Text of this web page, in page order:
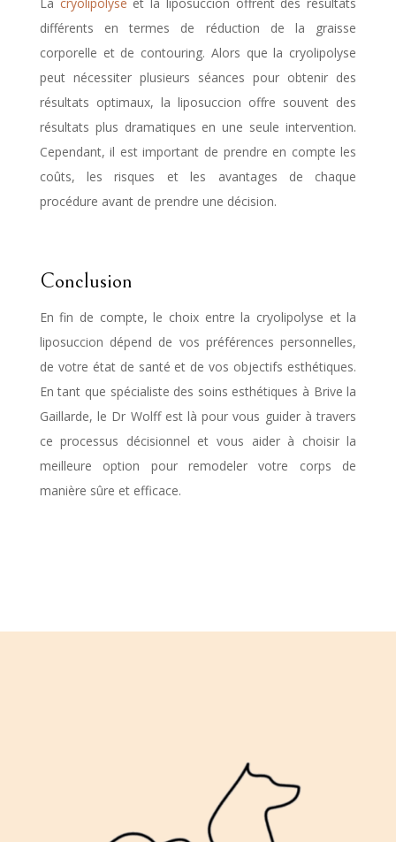
différents en termes de réduction de la graisse
corporelle et de contouring. Alors que la cryolipolyse
peut nécessiter plusieurs séances pour obtenir des
résultats optimaux, la liposuccion offre souvent des
résultats plus dramatiques en une seule intervention.
Cependant, il est important de prendre en compte les
coûts, les risques et les avantages de chaque
procédure avant de prendre une décision.
Conclusion
En fin de compte, le choix entre la cryolipolyse et la
liposuccion dépend de vos préférences personnelles,
de votre état de santé et de vos objectifs esthétiques.
En tant que spécialiste des soins esthétiques à Brive la
Gaillarde, le Dr Wolff est là pour vous guider à travers
ce processus décisionnel et vous aider à choisir la
meilleure option pour remodeler votre corps de
manière sûre et efficace.